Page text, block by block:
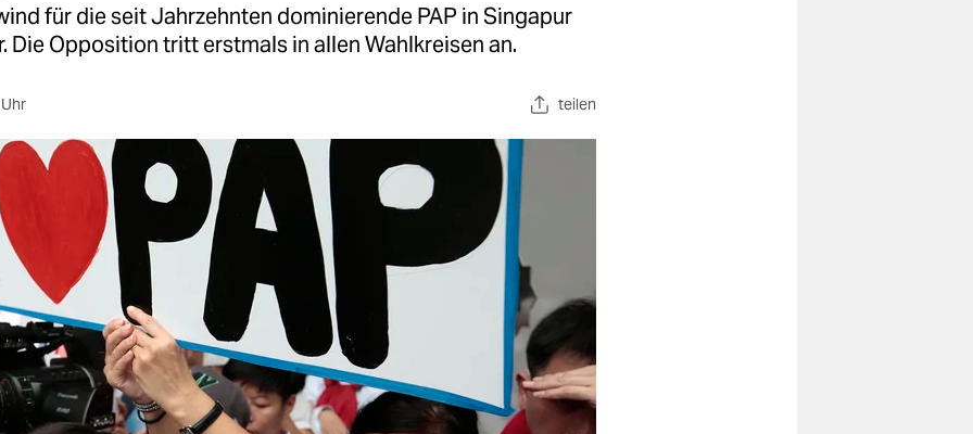
für die seit Jahrzehnten dominierende PAP in Singapur
Die Opposition tritt erstmals in allen Wahlkreisen an.
teilen